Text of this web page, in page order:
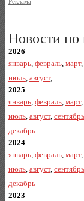
Реклама
Новости по
2026
январь, февраль, март,
июль, август,
2025
январь, февраль, март,
июль, август, сентябрь
декабрь
2024
январь, февраль, март,
июль, август, сентябрь
декабрь
2023